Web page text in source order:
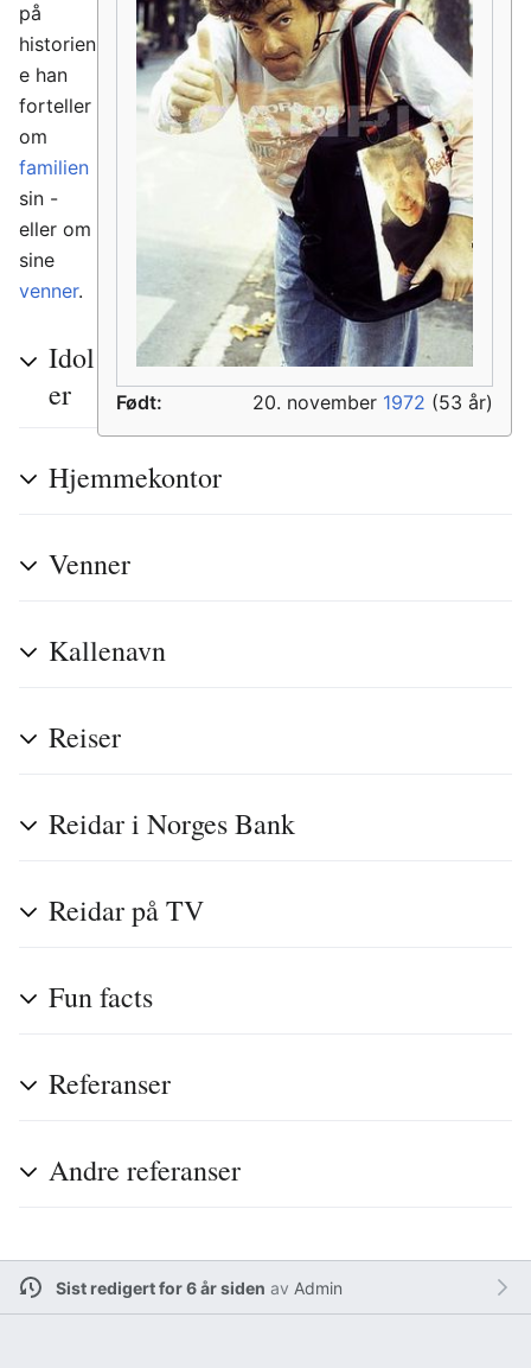
Født: 20. november 1972 (53 år)
på
historien
e han
forteller
om
familien
sin -
eller om
sine
venner.
Idol
er
Hjemmekontor
Venner
Kallenavn
Reiser
Reidar i Norges Bank
Reidar på TV
Fun facts
Referanser
Andre referanser
Sist redigert for 6 år siden av Admin